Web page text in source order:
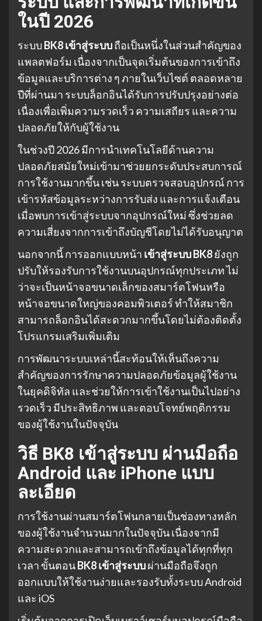
ในปี 2026
ระบบBK8 เข้าสู่ระบบถือเป็นหนึ่งในส่วนสำคัญของ
แพลตฟอร์ม เนื่องจากเป็นจุดเริ่มต้นของการเข้าถึง
ข้อมูลและบริการต่าง ๆ ภายในเว็บไซต์ ตลอดหลาย
ปีที่ผ่านมา ระบบล็อกอินได้รับการปรับปรุงอย่างต่อ
เนื่องเพื่อเพิ่มความรวดเร็ว ความเสถียร และความ
ปลอดภัยให้กับผู้ใช้งาน
ในช่วงปี 2026 มีการนำเทคโนโลยีด้านความ
ปลอดภัยสมัยใหม่เข้ามาช่วยยกระดับประสบการณ์
การใช้งานมากขึ้น เช่น ระบบตรวจสอบอุปกรณ์ การ
เข้ารหัสข้อมูลระหว่างการรับส่ง และการแจ้งเตือน
เมื่อพบการเข้าสู่ระบบจากอุปกรณ์ใหม่ ซึ่งช่วยลด
ความเสี่ยงจากการเข้าถึงบัญชีโดยไม่ได้รับอนุญาต
นอกจากนี้ การออกแบบหน้า เข้าสู่ระบบ BK8ยังถูก
ปรับให้รองรับการใช้งานบนอุปกรณ์ทุกประเภท ไม่
ว่าจะเป็นหน้าจอขนาดเล็กของสมาร์ตโฟนหรือ
หน้าจอขนาดใหญ่ของคอมพิวเตอร์ ทำให้สมาชิก
สามารถล็อกอินได้สะดวกมากขึ้นโดยไม่ต้องติดตั้ง
โปรแกรมเสริมเพิ่มเติม
การพัฒนาระบบเหล่านี้สะท้อนให้เห็นถึงความ
สำคัญของการรักษาความปลอดภัยข้อมูลผู้ใช้งาน
ในยุคดิจิทัล และช่วยให้การเข้าใช้งานเป็นไปอย่าง
รวดเร็ว มีประสิทธิภาพ และตอบโจทย์พฤติกรรม
ของผู้ใช้งานในปัจจุบัน
วิธี BK8 เข้าสู่ระบบ ผ่านมือถือ
Android และ iPhone แบบ
ละเอียด
การใช้งานผ่านสมาร์ตโฟนกลายเป็นช่องทางหลัก
ของผู้ใช้งานจำนวนมากในปัจจุบัน เนื่องจากมี
ความสะดวกและสามารถเข้าถึงข้อมูลได้ทุกที่ทุก
เวลา ขั้นตอนBK8 เข้าสู่ระบบผ่านมือถือจึงถูก
ออกแบบให้ใช้งานง่ายและรองรับทั้งระบบ Android
และ iOS